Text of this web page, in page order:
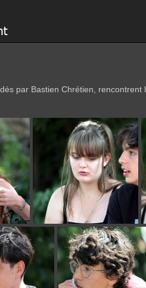
par Bastien Chrétien, rencontrent